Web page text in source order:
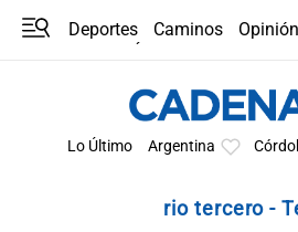
Deportes Caminos
Opinión
Lo Último Argentina
rio tercero -